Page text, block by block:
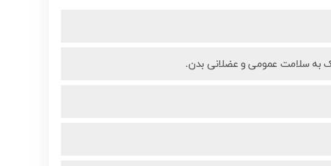
به سلامت عمومی و عضلانی بدن.